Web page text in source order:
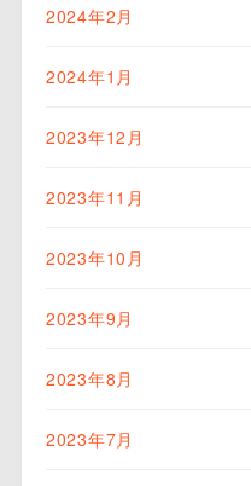
2024年2月
2024年1月
2023年12月
2023年11月
2023年10月
2023年9月
2023年8月
2023年7月